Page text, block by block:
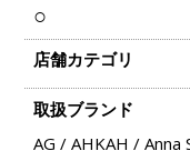
○
店舗カテゴリ
取扱ブランド
AG / AHKAH / Anna